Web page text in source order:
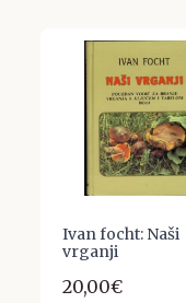
Ivan focht: Naši
vrganji
20,00€